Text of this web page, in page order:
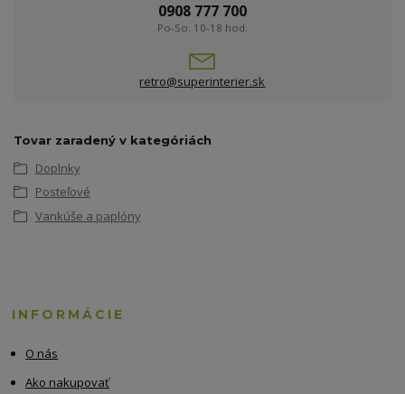
0908 777 700
Po-So: 10-18 hod.
retro@superinterier.sk
Tovar zaradený v kategóriách
Doplnky
Posteľové
Vankúše a paplóny
INFORMÁCIE
O nás
Ako nakupovať